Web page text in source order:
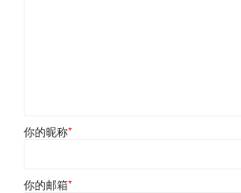
你的昵称*
你的邮箱*